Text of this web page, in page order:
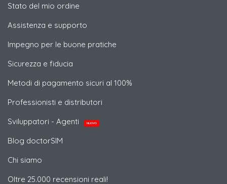
Stato del mio ordine
Assistenza e supporto
Impegno per le buone pratiche
Sicurezza e fiducia
Metodi di pagamento sicuri al 100%
Professionisti e distributori
Sviluppatori - Agenti
NUOVO
Blog doctorSIM
Chi siamo
Oltre 25.000 recensioni reali!